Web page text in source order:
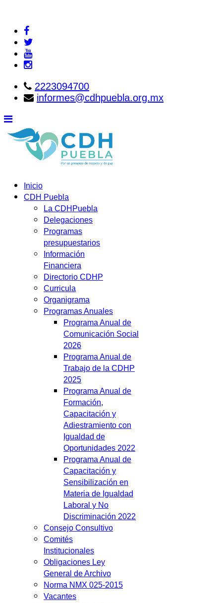
2223094700
informes@cdhpuebla.org.mx
Inicio
CDH Puebla
La CDHPuebla
Delegaciones
Programas
presupuestarios
Información
Financiera
Directorio CDHP
Curricula
Organigrama
Programas Anuales
Programa Anual de
Comunicación Social
2026
Programa Anual de
Trabajo de la CDHP
2025
Programa Anual de
Formación,
Capacitación y
Adiestramiento con
Igualdad de
Oportunidades 2022
Programa Anual de
Capacitación y
Sensibilización en
Materia de Igualdad
Laboral y No
Discriminación 2022
Consejo Consultivo
Comités
Institucionales
Obligaciones Ley
General de Archivo
Norma NMX 025-2015
Vacantes